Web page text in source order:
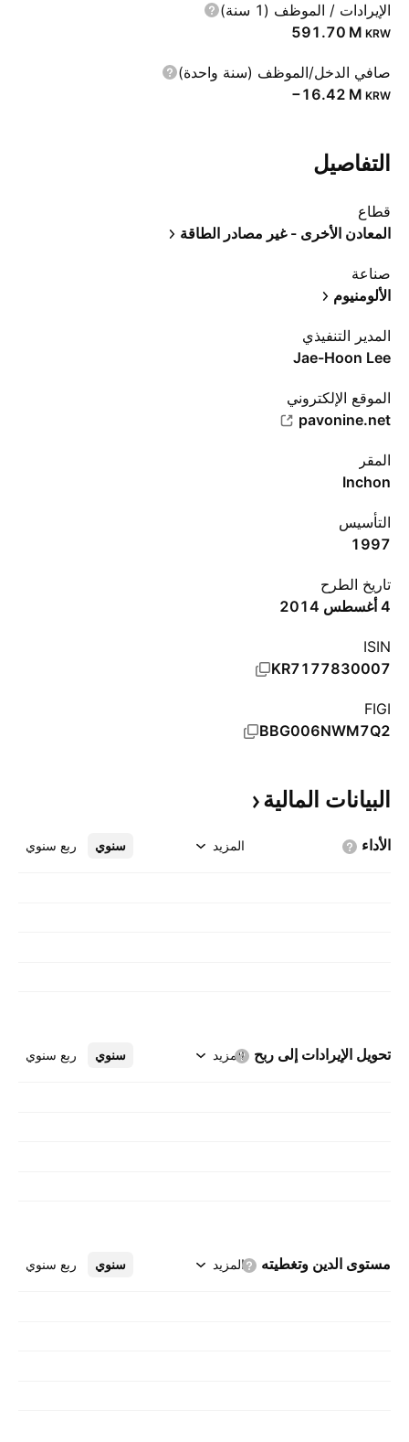
الإيرادات / الموظف (1 سنة)
‪591.70 M‬ KRW
صافي الدخل/الموظف (سنة واحدة)
‪−16.42 M‬ KRW
التفاصيل
قطاع
المعادن الأخرى - غير مصادر الطاقة
صناعة
الألومنيوم
المدير التنفيذي
Jae-Hoon Lee
الموقع الإلكتروني
pavonine.net
المقر
Inchon
التأسيس
1997
تاريخ الطرح
4 أغسطس 2014
ISIN
KR7177830007
FIGI
BBG006NWM7Q2
البيانات المالية
الأداء سنوي ربع سنوي المزيد
تحويل الإيرادات إلى ربح سنوي ربع سنوي المزيد
مستوى الدين وتغطيته سنوي ربع سنوي المزيد